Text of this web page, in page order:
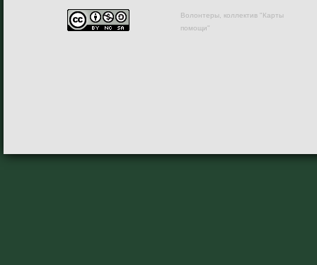
Волонтеры, коллектив "Карты
помощи"